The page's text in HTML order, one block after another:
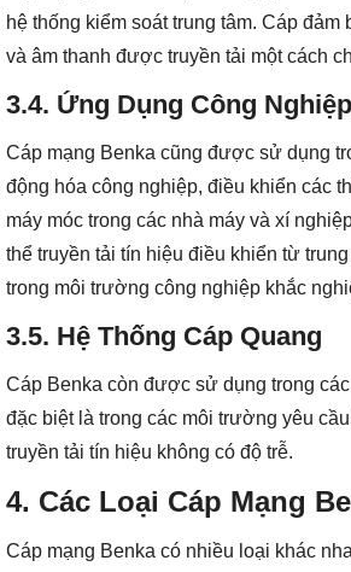
hệ thống kiểm soát trung tâm. Cáp đảm
và âm thanh được truyền tải một cách
3.4. Ứng Dụng Công Nghiệp
Cáp mạng Benka cũng được sử dụng
động hóa công nghiệp, điều khiển các
máy móc trong các nhà máy và xí
thể truyền tải tín hiệu điều khiển từ
trong môi trường công nghiệp khắc
3.5. Hệ Thống Cáp Quang
Cáp Benka còn được sử dụng trong
đặc biệt là trong các môi trường yêu
truyền tải tín hiệu không có độ trễ.
4. Các Loại Cáp Mạng
Cáp mạng Benka có nhiều loại khác